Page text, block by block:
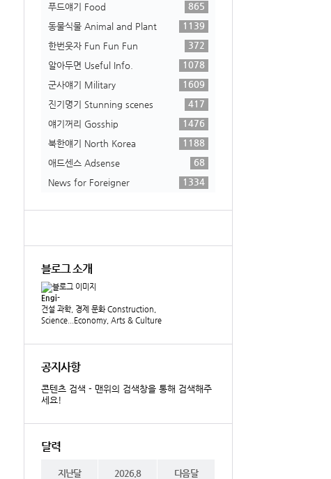
푸드얘기 Food
865
동물식물 Animal and Plant
1139
한번웃자 Fun Fun Fun
372
알아두면 Useful Info.
1078
군사얘기 Military
1609
진기명기 Stunning scenes
417
얘기꺼리 Gosship
1476
북한얘기 North Korea
1188
애드센스 Adsense
68
News for Foreigner
1334
블로그 소개
Engi-
건설 과학, 경제 문화 Construction,
Science...Economy, Arts & Culture
공지사항
콘텐츠 검색 - 맨위의 검색창을 통해 검색해주
세요!
달력
지난달 2026.8 다음달